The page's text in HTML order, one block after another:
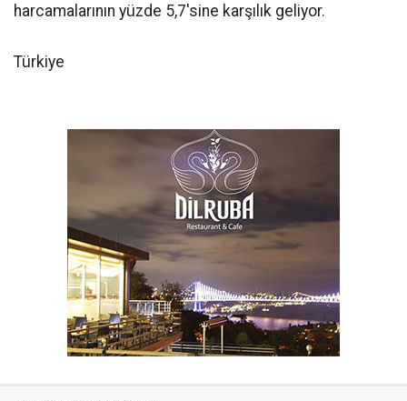
harcamalarının yüzde 5,7'sine karşılık geliyor.
Türkiye